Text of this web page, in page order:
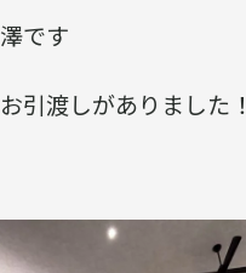
です
引渡しがありました！